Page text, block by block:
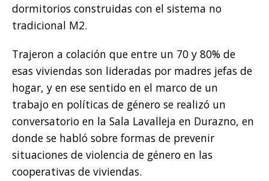
dormitorios construidas con el sistema no
tradicional M2.
Trajeron a colación que entre un 70 y 80% de
esas viviendas son lideradas por madres jefas de
hogar, y en ese sentido en el marco de un
trabajo en políticas de género se realizó un
conversatorio en la Sala Lavalleja en Durazno, en
donde se habló sobre formas de prevenir
situaciones de violencia de género en las
cooperativas de viviendas.